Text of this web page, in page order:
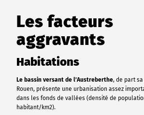
Les facteurs
aggravants
Habitations
Le bassin versant de l’Austreberthe, de part
Rouen, présente une urbanisation assez
dans les fonds de vallées (densité de
habitant/km2).